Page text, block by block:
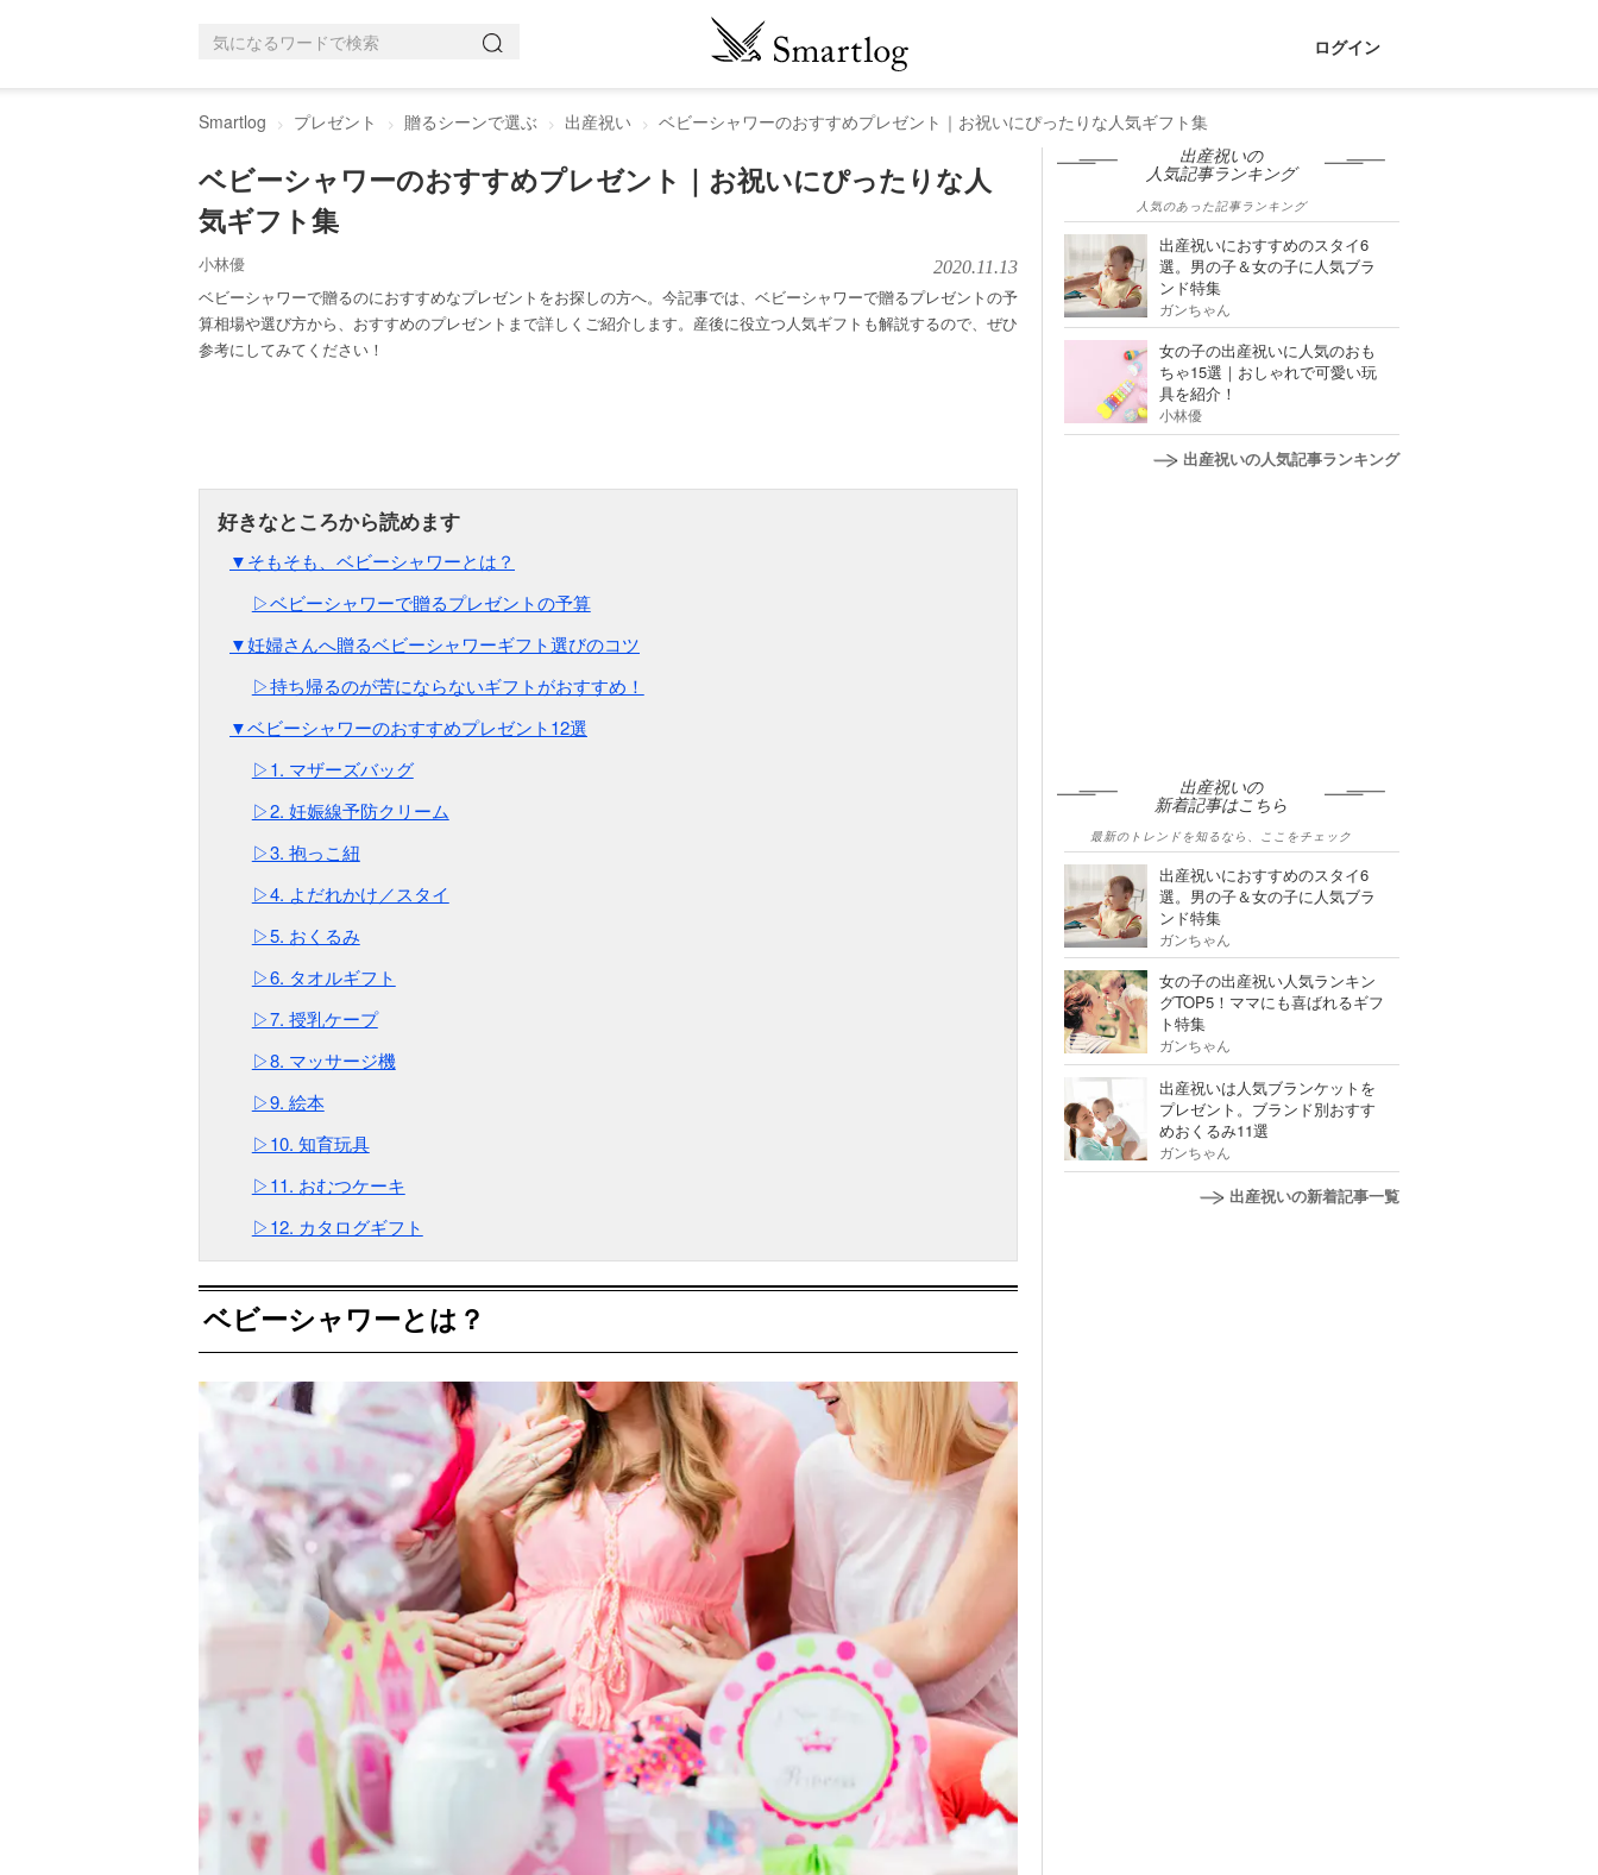
ログイン
Smartlog プレゼント 贈るシーンで選ぶ 出産祝い ベビーシャワーのおすすめプレゼント｜お祝いにぴったりな人気ギフト集
ベビーシャワーのおすすめプレゼント｜お祝いにぴったりな人
気ギフト集
小林優 2020.11.13
ベビーシャワーで贈るのにおすすめなプレゼントをお探しの方へ。今記事では、ベビーシャワーで贈るプレゼントの予
算相場や選び方から、おすすめのプレゼントまで詳しくご紹介します。産後に役立つ人気ギフトも解説するので、ぜひ
参考にしてみてください！
▼そもそも、ベビーシャワーとは？
▷ベビーシャワーで贈るプレゼントの予算
▼妊婦さんへ贈るベビーシャワーギフト選びのコツ
▷持ち帰るのが苦にならないギフトがおすすめ！
▼ベビーシャワーのおすすめプレゼント12選
▷1. マザーズバッグ
▷2. 妊娠線予防クリーム
▷3. 抱っこ紐
▷4. よだれかけ／スタイ
▷5. おくるみ
▷6. タオルギフト
▷7. 授乳ケープ
▷8. マッサージ機
▷9. 絵本
▷10. 知育玩具
▷11. おむつケーキ
▷12. カタログギフト
ベビーシャワーとは？
出産祝いの
人気記事ランキング
人気のあった記事ランキング
出産祝いにおすすめのスタイ6
選。男の子＆女の子に人気ブラ
ンド特集
ガンちゃん
女の子の出産祝いに人気のおも
ちゃ15選｜おしゃれで可愛い玩
具を紹介！
小林優
出産祝いの人気記事ランキング
出産祝いの
新着記事はこちら
最新のトレンドを知るなら、ここをチェック
出産祝いにおすすめのスタイ6
選。男の子＆女の子に人気ブラ
ンド特集
ガンちゃん
女の子の出産祝い人気ランキン
グTOP5！ママにも喜ばれるギフ
ト特集
ガンちゃん
出産祝いは人気ブランケットを
プレゼント。ブランド別おすす
めおくるみ11選
ガンちゃん
出産祝いの新着記事一覧